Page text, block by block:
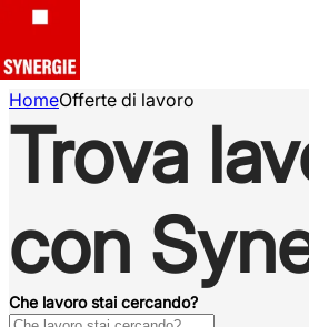
HomeOfferte di lavoro
Trova
con
Che lavoro stai cercando?